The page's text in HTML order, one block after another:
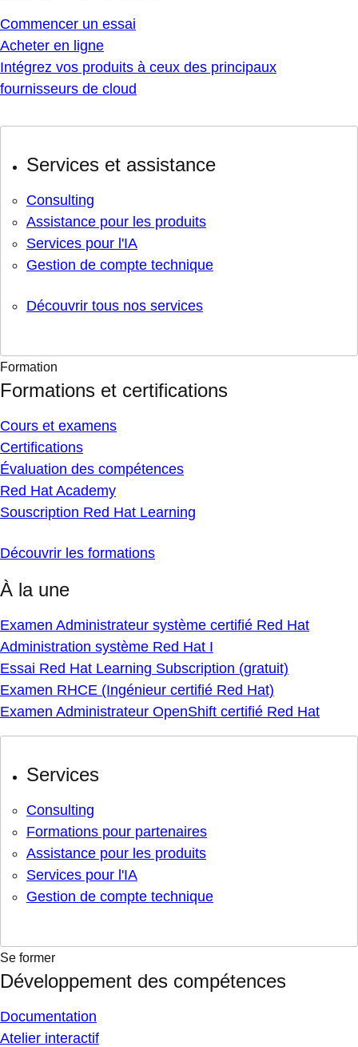
Commencer un essai
Acheter en ligne
Intégrez vos produits à ceux des principaux
fournisseurs de cloud
Services et assistance
Consulting
Assistance pour les produits
Services pour l'IA
Gestion de compte technique
Découvrir tous nos services
Formation
Formations et certifications
Cours et examens
Certifications
Évaluation des compétences
Red Hat Academy
Souscription Red Hat Learning
Découvrir les formations
À la une
Examen Administrateur système certifié Red Hat
Administration système Red Hat I
Essai Red Hat Learning Subscription (gratuit)
Examen RHCE (Ingénieur certifié Red Hat)
Examen Administrateur OpenShift certifié Red Hat
Services
Consulting
Formations pour partenaires
Assistance pour les produits
Services pour l'IA
Gestion de compte technique
Se former
Développement des compétences
Documentation
Atelier interactif